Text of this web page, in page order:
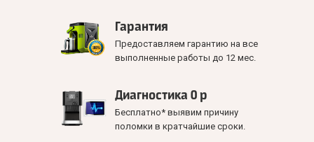
Гарантия
Предоставляем гарантию на все
выполненные работы до 12 мес.
Диагностика 0 р
Бесплатно* выявим причину
поломки в кратчайшие сроки.